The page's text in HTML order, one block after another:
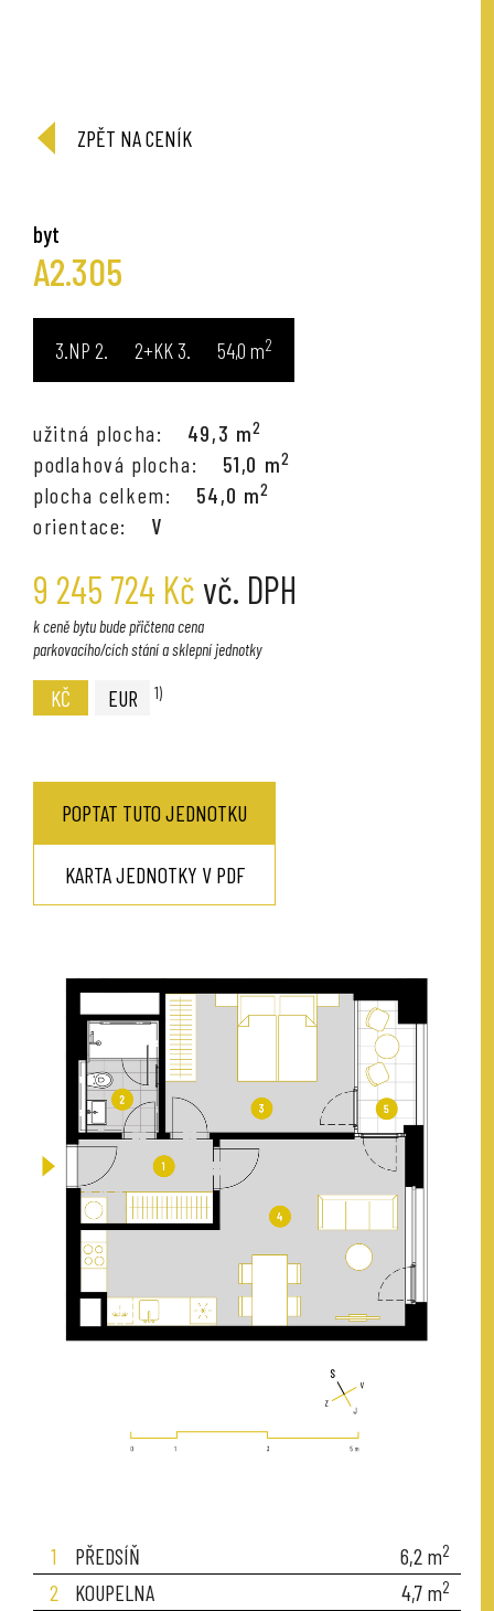
ZPĚT NA CENÍK
byt
A2.305
3.NP 2+KK 54,0 m2
užitná plocha: 49,3 m2
podlahová plocha: 51,0 m2
plocha celkem: 54,0 m2
orientace: V
KČ EUR 1)
9 245 724 Kč vč. DPH
k ceně bytu bude přičtena cena
parkovacího/cích stání a sklepní jednotky
POPTAT TUTO JEDNOTKU
KARTA JEDNOTKY V PDF
1 PŘEDSÍŇ 6,2 m2
2 KOUPELNA 4,7 m2